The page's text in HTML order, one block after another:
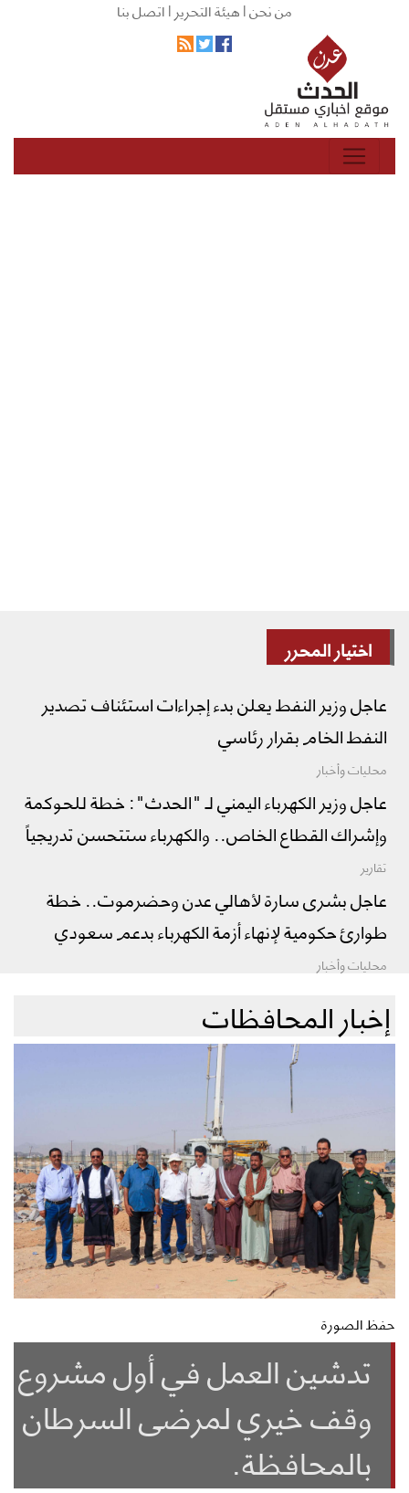
من نحن |هيئة التحرير |اتصل بنا
اختيار المحرر
عاجل وزير النفط يعلن بدء إجراءات استئناف تصدير
النفط الخام بقرار رئاسي
محليات وأخبار
عاجل وزير الكهرباء اليمني لـ "الحدث": خطة للحوكمة
وإشراك القطاع الخاص.. والكهرباء ستتحسن تدريجياً
تقارير
عاجل بشرى سارة لأهالي عدن وحضرموت.. خطة
طوارئ حكومية لإنهاء أزمة الكهرباء بدعم سعودي
محليات وأخبار
إخبار المحافظات
حفظ الصورة
تدشين العمل في أول مشروع
وقف خيري لمرضى السرطان
بالمحافظة.